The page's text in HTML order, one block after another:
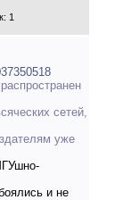
1
сетей,
уже
и не